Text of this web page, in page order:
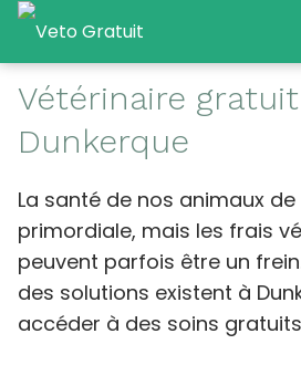
Vétérinaire
Dunkerque
La santé de nos animaux
primordiale, mais les frais
peuvent parfois être un
des solutions existent à
accéder à des soins